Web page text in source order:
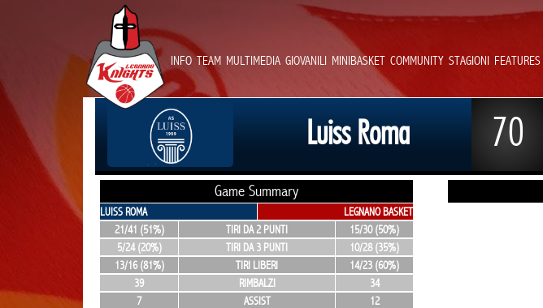
INFO TEAM MULTIMEDIA GIOVANILI MINIBASKET COMMUNITY STAGIONI FEATURES
Luiss Roma 70
Game Summary
LUISS ROMA
LEGNANO BASKET
21/41 (51%)
TIRI DA 2 PUNTI
15/30 (50%)
5/24 (20%)
TIRI DA 3 PUNTI
10/28 (35%)
13/16 (81%)
TIRI LIBERI
14/23 (60%)
39
RIMBALZI
34
7
ASSIST
12